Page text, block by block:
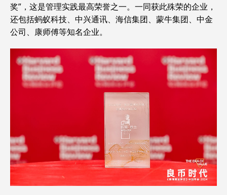
奖”，这是管理实践最高荣誉之一。一同获此殊荣的企业，
还包括蚂蚁科技、中兴通讯、海信集团、蒙牛集团、中金
公司、康师傅等知名企业。